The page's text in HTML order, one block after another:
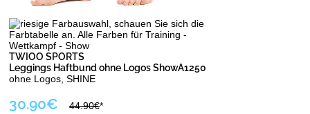
TWIOO SPORTS
Leggings Haftbund ohne Logos ShowA1250
ohne Logos, SHINE
30.90€ 44.90€*